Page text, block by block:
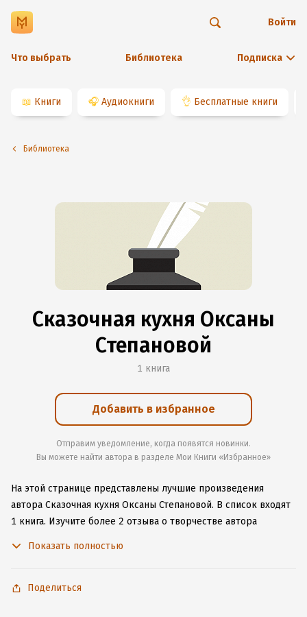
Что выбрать Библиотека Подписка
Войти
📖 Книги 🎧 Аудиокниги 👌 Бесплатные книги
Библиотека
Сказочная кухня Оксаны
Степановой
1 книга
Добавить в избранное
Отправим уведомление, когда появятся новинки.
Вы можете найти автора в разделе Мои Книги «Избранное»
На этой странице представлены лучшие произведения
автора Сказочная кухня Оксаны Степановой. В список входят
1 книга. Изучите более 2 отзыва о творчестве автора
с любимыми произведениями даже без подключения
Показать полностью
Поделиться